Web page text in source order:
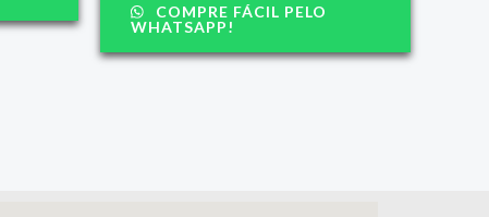
COMPRE FÁCIL PELO
WHATSAPP!